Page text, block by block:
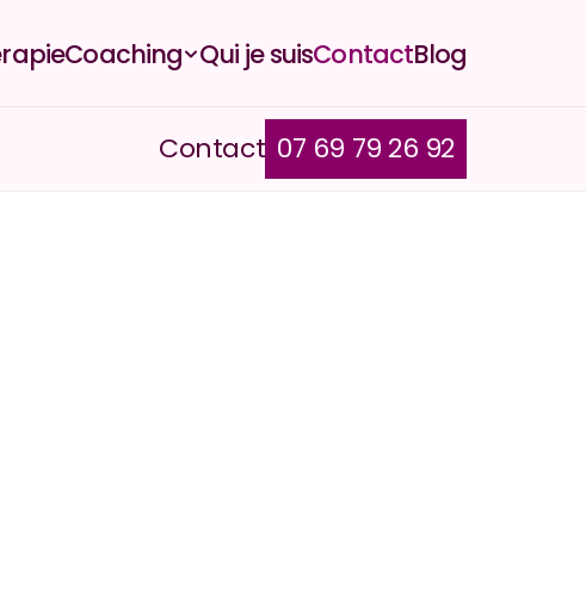
Coaching Qui je suisContactBlog
Contact 07 69 79 26 92